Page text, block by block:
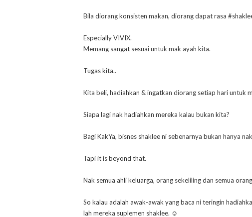
Bila diorang konsisten makan, diorang dapat rasa
Especially VIVIX.
Memang sangat sesuai untuk mak ayah kita.
Tugas kita..
Kita beli, hadiahkan & ingatkan diorang setiap hari untuk
Siapa lagi nak hadiahkan mereka kalau bukan kita?
Bagi KakYa, bisnes shaklee ni sebenarnya bukan hanya
Tapi it is beyond that.
Nak semua ahli keluarga, orang sekeliling dan semua
So kalau adalah awak-awak yang baca ni teringin
lah mereka suplemen shaklee. ☺